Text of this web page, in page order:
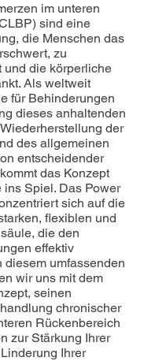
im unteren
sind eine
die Menschen das
zu
und die körperliche
Als weltweit
für Behinderungen
dieses anhaltenden
der
des allgemeinen
entscheidender
das Konzept
ins Spiel. Das Power
sich auf die
flexiblen und
die den
effektiv
diesem umfassenden
wir uns mit dem
seinen
chronischer
Rückenbereich
zur Stärkung Ihrer
Ihrer